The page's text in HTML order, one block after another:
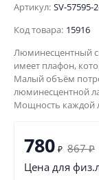
Артикул: SV-57595-
Код товара: 15916
Люминесцентный
имеет плафон,
Малый объём
люминесцентной
Мощность каждой
780 ₽ 867 ₽
Цена для